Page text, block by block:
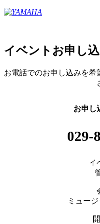
イベントお申し
お電話でのお申し込みを
お申し
029-
イ
ミュー